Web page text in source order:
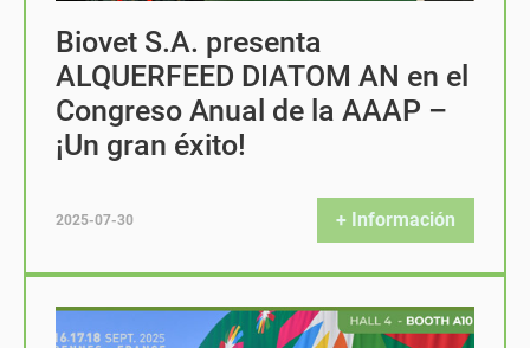
Biovet S.A. presenta
ALQUERFEED DIATOM AN en el
Congreso Anual de la AAAP –
¡Un gran éxito!
2025-07-30 + Información